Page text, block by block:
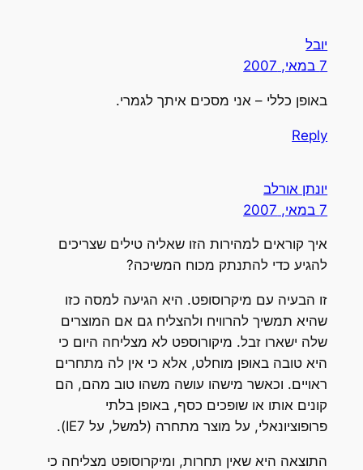
יובל
באופן כללי – אני מסכים איתך לגמרי.
Reply
יונתן אורלב
איך קוראים למהירות הזו שאליה טילים שצריכים
להגיע כדי להתנתק מכוח המשיכה?
זו הבעיה עם מיקרוסופט. היא הגיעה למסה כזו
שהיא תמשיך להרוויח ולהצליח גם אם המוצרים
שלה ישארו זבל. מיקורוספט לא מצליחה היום כי
היא טובה באופן מוחלט, אלא כי אין לה מתחרים
ראויים. וכאשר מישהו עושה משהו טוב מהם, הם
קונים אותו או שופכים כסף, באופן בלתי
פרופוציונאלי, על מוצר מתחרה (למשל, על IE7).
התוצאה היא שאין תחרות, ומיקרוסופט מצליחה כי